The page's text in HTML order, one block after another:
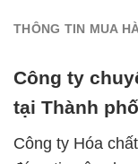
THÔNG TIN MUA
Công ty
tại Thành
Công ty Hóa